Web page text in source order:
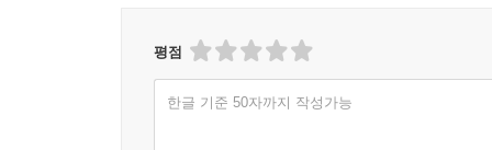
평점
한글 기준 50자까지 작성가능